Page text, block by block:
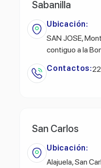
Sabanilla
Ubicación:
SAN JOSE,
contiguo a la
Contactos:
San Carlos
Ubicación:
Alajuela, San